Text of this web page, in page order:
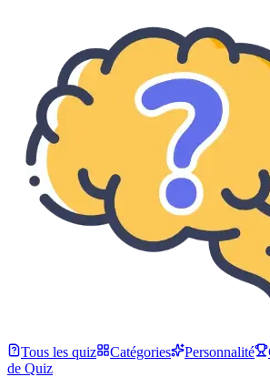
Tous les quiz Catégories Personnalité
de Quiz